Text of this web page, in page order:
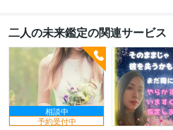
二人の未来鑑定の関連サービス
相談中
予約受付中